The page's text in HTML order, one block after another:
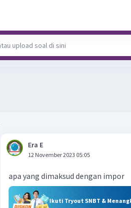
Era E
12 November 2023 05:05
apa yang dimaksud dengan impor
Ikuti Tryout SNBT &